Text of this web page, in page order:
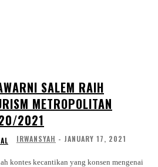
SALEM RAIH
METROPOLITAN
2021
IRWANSYAH - JANUARY 17, 2021
kontes kecantikan yang konsen mengenai